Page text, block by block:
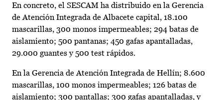
En concreto, el SESCAM ha distribuido en la Gerencia
de Atención Integrada de Albacete capital, 18.100
mascarillas, 300 monos impermeables; 294 batas de
aislamiento; 500 pantanas; 450 gafas apantalladas,
29.000 guantes y 500 test rápidos.
En la Gerencia de Atención Integrada de Hellín; 8.600
mascarillas, 100 monos impermeables; 126 batas de
aislamiento; 300 pantallas; 300 gafas apantalladas, y